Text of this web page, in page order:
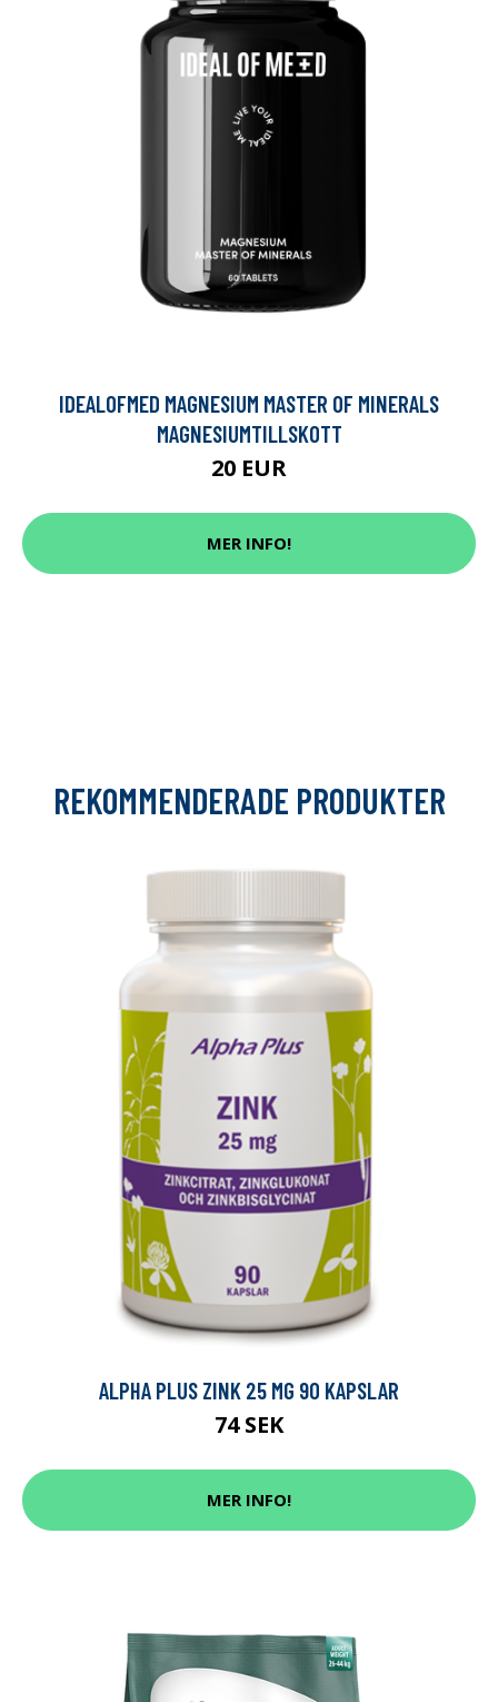
IDEALOFMED MAGNESIUM MASTER OF MINERALS
MAGNESIUMTILLSKOTT
20 EUR
MER INFO!
REKOMMENDERADE PRODUKTER
ALPHA PLUS ZINK 25 MG 90 KAPSLAR
74 SEK
MER INFO!